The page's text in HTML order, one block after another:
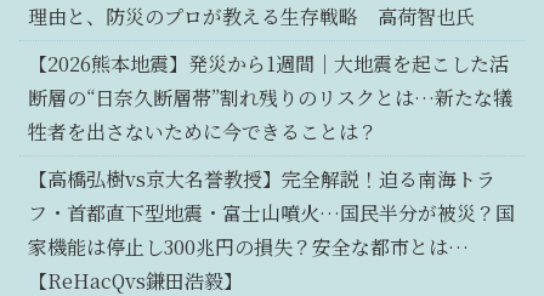
理由と、防災のプロが教える生存戦略 高荷智也氏
【2026熊本地震】発災から1週間｜大地震を起こした活
断層の“日奈久断層帯”割れ残りのリスクとは…新たな犠
牲者を出さないために今できることは？
【高橋弘樹vs京大名誉教授】完全解説！迫る南海トラ
フ・首都直下型地震・富士山噴火…国民半分が被災？国
家機能は停止し300兆円の損失？安全な都市とは…
【ReHacQvs鎌田浩毅】